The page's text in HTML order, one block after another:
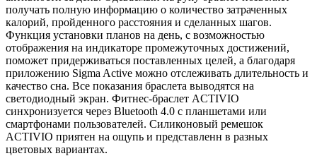
получать полную информацию о количество затраченных
калорий, пройденного расстояния и сделанных шагов.
Функция установки планов на день, с возможностью
отображения на индикаторе промежуточных достижений,
поможет придерживаться поставленных целей, а благодаря
приложению Sigma Active можно отслеживать длительность и
качество сна. Все показания браслета выводятся на
светодиодный экран. Фитнес-браслет ACTIVIO
синхронизуется через Bluetooth 4.0 с планшетами или
смартфонами пользователей. Силиконовый ремешок
ACTIVIO приятен на ощупь и представленн в разных
цветовых вариантах.